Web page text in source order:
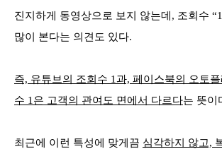
진지하게 동영상으로 보지 않는데, 조회수
많이 본다는 의견도 있다.
즉, 유튜브의 조회수 1과, 페이스북의 오토
수 1은 고객의 관여도 면에서 다르다는 뜻이
최근에 이런 특성에 맞게끔 심각하지 않고,